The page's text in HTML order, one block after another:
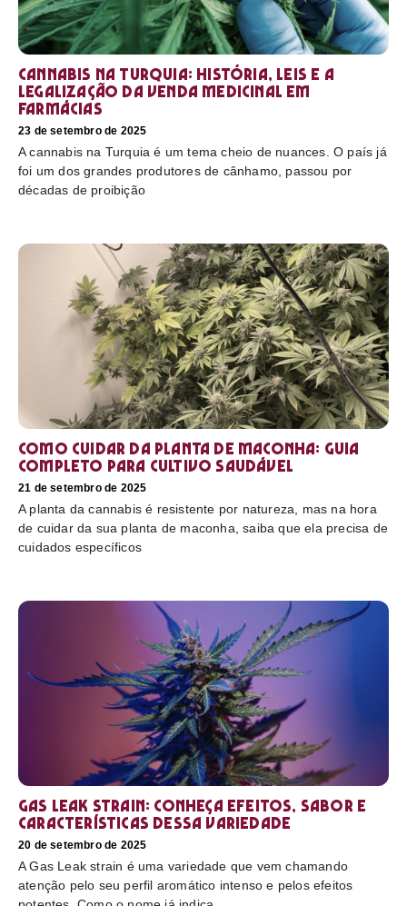
Cannabis na Turquia: história, leis e a
legalização da venda medicinal em
farmácias
23 de setembro de 2025
A cannabis na Turquia é um tema cheio de nuances. O país já
foi um dos grandes produtores de cânhamo, passou por
décadas de proibição
Como cuidar da planta de maconha: guia
completo para cultivo saudável
21 de setembro de 2025
A planta da cannabis é resistente por natureza, mas na hora
de cuidar da sua planta de maconha, saiba que ela precisa de
cuidados específicos
Gas Leak strain: conheça efeitos, sabor e
características dessa variedade
20 de setembro de 2025
A Gas Leak strain é uma variedade que vem chamando
atenção pelo seu perfil aromático intenso e pelos efeitos